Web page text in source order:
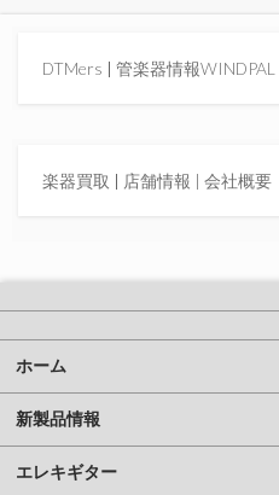
DTMers | 管楽器情報WINDPAL
楽器買取 | 店舗情報 | 会社概要
ホーム
新製品情報
エレキギター